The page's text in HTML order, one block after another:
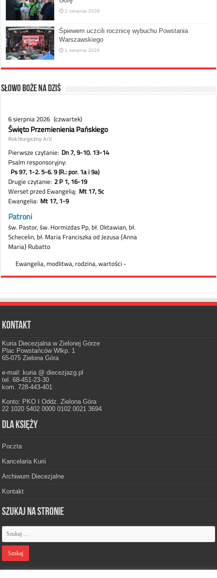
2 sierpnia 2026
Śpiewem uczcili rocznicę wybuchu Powstania
Warszawskiego
1 sierpnia 2026
Słowo Boże na dziś
Kontakt
Kuria Diecezjalna w Zielonej Górze
Plac Powstańców Wlkp. 1
65-075 Zielona Góra
e-mail: kuria @ diecezjazg.pl
tel. 68-451-23-30
kom. 728-443-401
Konto: PKO I Oddz. Zielona Góra
22 1020 5402 0000 0102 0021 3694
Dla księży
Poczta
Kancelaria Kurii
Archiwum Diecezjalne
Kontakt
Szukaj na stronie